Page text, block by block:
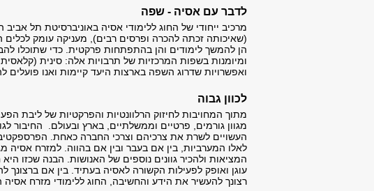
לדבר עם אסיה - שפה
מרכיב ייחודי של החוג ללימודי אסיה באוניברסיטת תל
(שאיכותה זכתה להכרה ופרסים רבים), מעניקה עומק לכלים
הן להמשך לימודים והן בהתפתחות פרקטית. כדי שתוכלו
ומיומנות בשפות המרכזיות של תרבויות אלה: סינית
ואפשרויות שדרוג השפה בארצות היעד קיימות ואנו פועלים
לכוון גבוה
מתוך המחויבות לחיזוק הרלוונטיות והפרקטיות של ליבת
מגוון גורמים, פרטיים וממשלתיים, בארץ ובעולם. החיבור
העשויים לשרת את צרכיהם וצרכי החברה כאחת.
לאלו המערביות, בין אם בעבר ובין אם בהווה. למזרח
המציאות ולהכיר גוונים נוספים של האנושות. הבנה שכזו
עוגן ואופק לפעילות הקשורה לאסיה בעתיד. בין אם
רצונך להעשיר את הידע והחשיבה, החוג ללימודי מזרח אסיה